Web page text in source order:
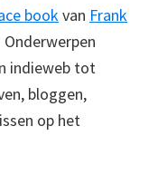
bookvan Frank
Onderwerpen
indieweb tot
bloggen,
op het